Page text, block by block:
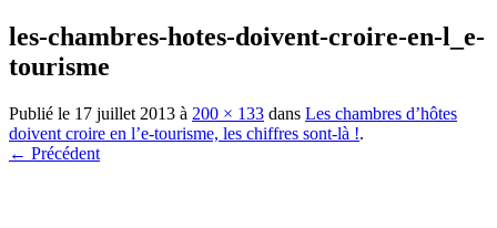
les-chambres-hotes-doivent-croire-en-l_e-
tourisme
Publié le 17 juillet 2013 à 200 × 133 dans Les chambres d’hôtes
doivent croire en l’e-tourisme, les chiffres sont-là !.
← Précédent